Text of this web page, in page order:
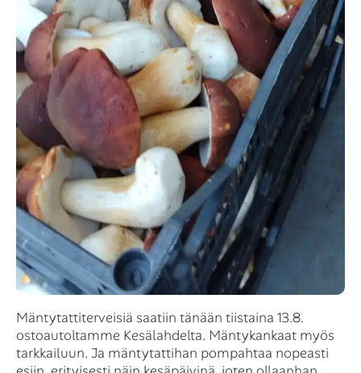
Mäntytattiterveisiä saatiin tänään tiistaina 13.8.
ostoautoltamme Kesälahdelta. Mäntykankaat myös
tarkkailuun. Ja mäntytattihan pompahtaa nopeasti